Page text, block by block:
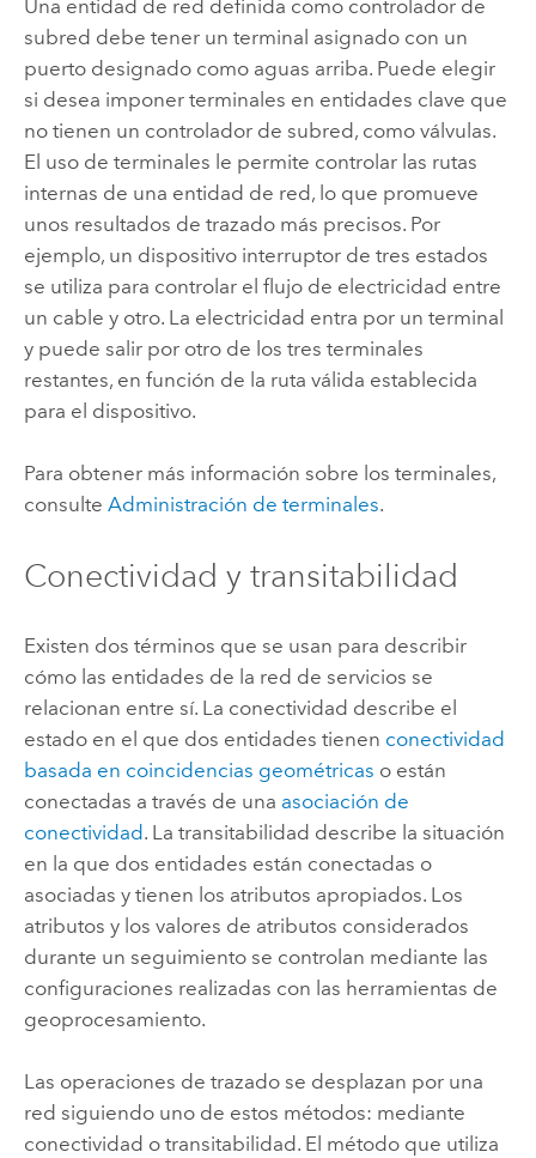
Una entidad de red definida como controlador de
subred debe tener un terminal asignado con un
puerto designado como aguas arriba. Puede elegir
si desea imponer terminales en entidades clave que
no tienen un controlador de subred, como válvulas.
El uso de terminales le permite controlar las rutas
internas de una entidad de red, lo que promueve
unos resultados de trazado más precisos. Por
ejemplo, un dispositivo interruptor de tres estados
se utiliza para controlar el flujo de electricidad entre
un cable y otro. La electricidad entra por un terminal
y puede salir por otro de los tres terminales
restantes, en función de la ruta válida establecida
para el dispositivo.
Para obtener más información sobre los terminales,
consulte Administración de terminales.
Conectividad y transitabilidad
Existen dos términos que se usan para describir
cómo las entidades de la red de servicios se
relacionan entre sí. La conectividad describe el
estado en el que dos entidades tienen conectividad
basada en coincidencias geométricas o están
conectadas a través de una asociación de
conectividad. La transitabilidad describe la situación
en la que dos entidades están conectadas o
asociadas y tienen los atributos apropiados. Los
atributos y los valores de atributos considerados
durante un seguimiento se controlan mediante las
configuraciones realizadas con las herramientas de
geoprocesamiento.
Las operaciones de trazado se desplazan por una
red siguiendo uno de estos métodos: mediante
conectividad o transitabilidad. El método que utiliza